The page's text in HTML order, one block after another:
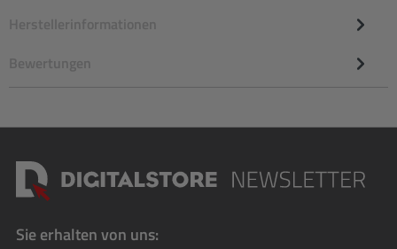
Herstellerinformationen
Bewertungen
Sie erhalten von uns: